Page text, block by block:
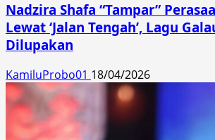
Nadzira Shafa “Tampar”
Lewat ‘Jalan Tengah’, Lagu
Dilupakan
KamiluProbo01 18/04/2026